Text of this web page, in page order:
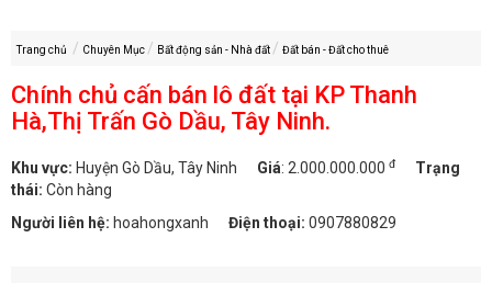
Trang chủ Chuyên Mục Bất động sản - Nhà đất Đất bán - Đất cho thuê
Chính chủ cấn bán lô đất tại KP Thanh
Hà,Thị Trấn Gò Dầu, Tây Ninh.
Khu vực: Huyện Gò Dầu, Tây Ninh Giá: 2.000.000.000 đ
Trạng
thái: Còn hàng
Người liên hệ: hoahongxanh Điện thoại: 0907880829